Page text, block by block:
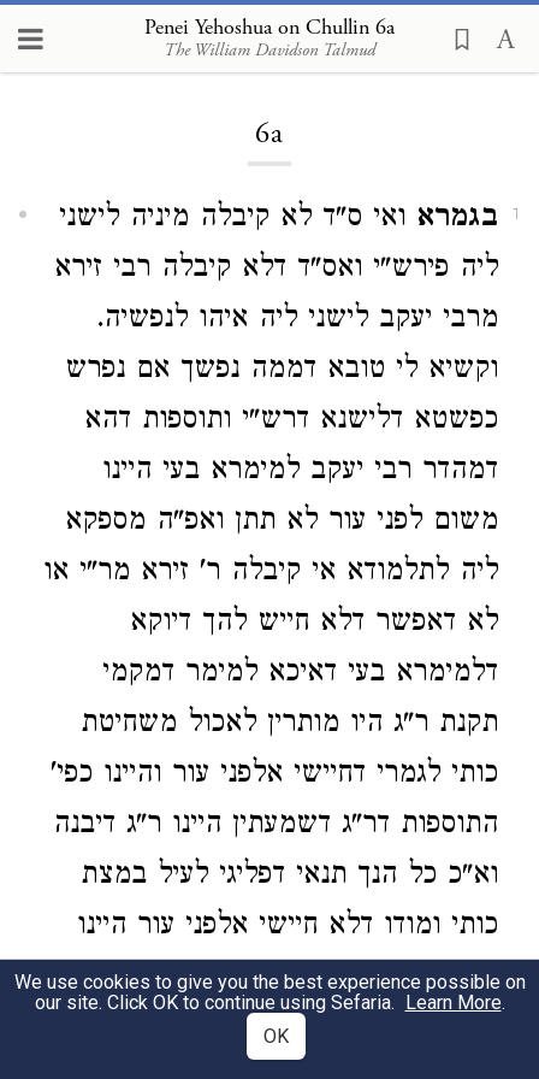
Penei Yehoshua on Chullin 6a
The William Davidson Talmud
Loading...
6a
1 בגמרא ואי ס"ד לא קיבלה מיניה לישני
ליה פירש"י ואס"ד דלא קיבלה רבי זירא
מרבי יעקב לישני ליה איהו לנפשיה.
וקשיא לי טובא דממה נפשך אם נפרש
כפשטא דלישנא דרש"י ותוספות דהא
דמהדר רבי יעקב למימרא בעי היינו
משום לפני עור לא תתן ואפ"ה מספקא
ליה לתלמודא אי קיבלה ר' זירא מר"י או
לא דאפשר דלא חייש להך דיוקא
דלמימרא בעי דאיכא למימר דמקמי
תקנת ר"ג היו מותרין לאכול משחיטת
כותי לגמרי דחיישי אלפני עור והיינו כפי'
התוספות דר"ג דשמעתין היינו ר"ג דיבנה
וא"כ כל הנך תנאי דפליגי לעיל במצת
כותי ומודו דלא חיישי אלפני עור היינו
לאחר תקנת ר"ג וב"ד שראו שחשודין
המה בכך א"כ לפ"ז תיקש' אהא דקאמר
We use cookies to give you the best experience possible on
our site. Click OK to continue using Sefaria. Learn More.
OK